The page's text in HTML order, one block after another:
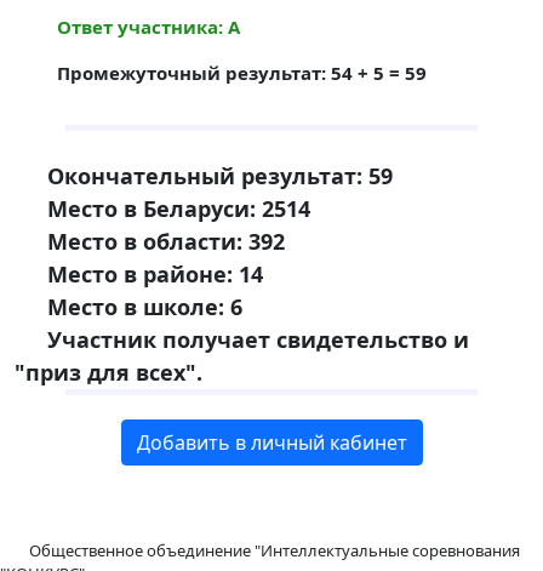
Ответ участника: А
Промежуточный результат: 54 + 5 = 59
Окончательный результат: 59
Место в Беларуси: 2514
Место в области: 392
Место в районе: 14
Место в школе: 6
Участник получает свидетельство и
"приз для всех".
Добавить в личный кабинет
Общественное объединение "Интеллектуальные соревнования